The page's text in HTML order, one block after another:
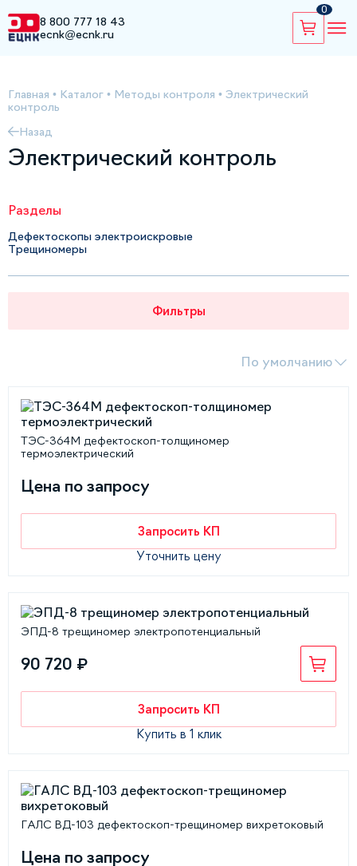
8 800 777 18 43
ecnk@ecnk.ru
0
Главная • Каталог • Методы контроля • Электрический
контроль
Назад
Электрический контроль
Разделы
Дефектоскопы электроискровые
Трещиномеры
Фильтры
По умолчанию
ТЭС-364М дефектоскоп-толщиномер
термоэлектрический
Цена по запросу
Запросить КП
Уточнить цену
ЭПД-8 трещиномер электропотенциальный
90 720 ₽
Запросить КП
Купить в 1 клик
ГАЛС ВД-103 дефектоскоп-трещиномер вихретоковый
Цена по запросу